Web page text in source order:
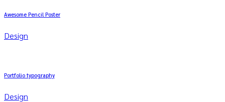
Awesome Pencil Poster
Design
Portfolio typography
Design